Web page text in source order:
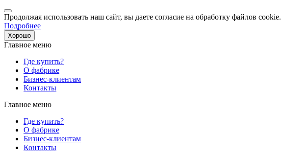
Продолжая использовать наш сайт, вы даете согласие на обработку файлов cookie.
Подробнее
Хорошо
Главное меню
Где купить?
О фабрике
Бизнес-клиентам
Контакты
Главное меню
Где купить?
О фабрике
Бизнес-клиентам
Контакты